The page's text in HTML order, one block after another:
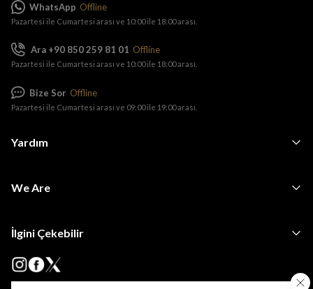
Yardım
We Are
İlgini Çekebilir
WhatsApp Offline
Pazartesi ile Cumartesi arası ve 10:00 ile 18:00 arası.
Ara +90 850 259 81 01 Offline
Pazartesi ile Cumartesi arası ve 10:00 ile 18:00 arası.
Bize Sor Offline
Pazartesi ile Cumartesi arası ve 09:00 ile 19:00 arası.